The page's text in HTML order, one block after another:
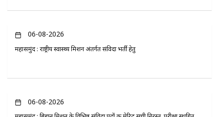
06-08-2026
महासमुंद : राष्ट्रीय स्वास्थ्य मिशन अंतर्गत संविदा भर्ती हेतु
06-08-2026